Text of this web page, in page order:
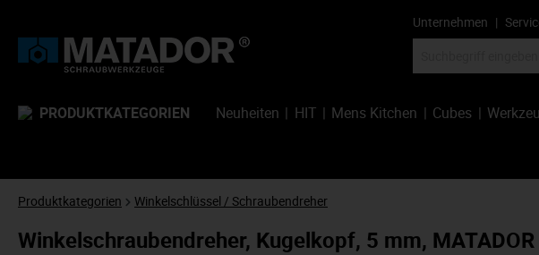
Unternehmen
PRODUKTKATEGORIEN Neuheiten HIT Mens Kitchen Cubes
Produktkategorien Winkelschlüssel / Schraubendreher
Winkelschraubendreher, Kugelkopf, 5 mm,